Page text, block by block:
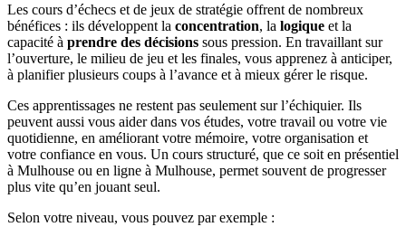
Les cours d’échecs et de jeux de stratégie offrent de nombreux
bénéfices : ils développent la concentration, la logique et la
capacité à prendre des décisions sous pression. En travaillant sur
l’ouverture, le milieu de jeu et les finales, vous apprenez à anticiper,
à planifier plusieurs coups à l’avance et à mieux gérer le risque.
Ces apprentissages ne restent pas seulement sur l’échiquier. Ils
peuvent aussi vous aider dans vos études, votre travail ou votre vie
quotidienne, en améliorant votre mémoire, votre organisation et
votre confiance en vous. Un cours structuré, que ce soit en présentiel
à Mulhouse ou en ligne à Mulhouse, permet souvent de progresser
plus vite qu’en jouant seul.
Selon votre niveau, vous pouvez par exemple :